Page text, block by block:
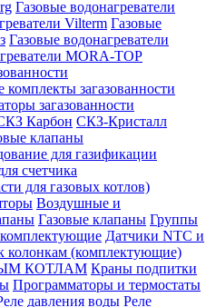
Газовые водонагреватели
Vilterm Газовые
Газовые водонагреватели
MORA-TOP
комплекты загазованности
загазованности
Карбон СКЗ-Кристалл
клапаны
для газификации
счетчика
для газовых котлов)
Воздушные и
Газовые клапаны Группы
Датчики NTC и
колонкам (комплектующие)
КОТЛАМ Краны подпитки
Программаторы и термостаты
давления воды Реле